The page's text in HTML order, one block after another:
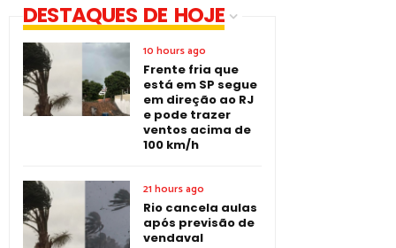
DESTAQUES DE HOJE
10 hours ago
Frente fria que
está em SP segue
em direção ao RJ
e pode trazer
ventos acima de
100 km/h
21 hours ago
Rio cancela aulas
após previsão de
vendaval